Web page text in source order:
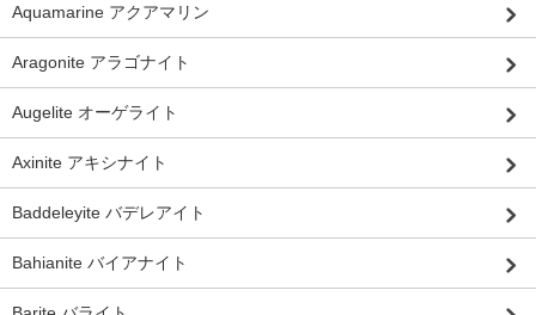
Aquamarine アクアマリン
Aragonite アラゴナイト
Augelite オーゲライト
Axinite アキシナイト
Baddeleyite バデレアイト
Bahianite バイアナイト